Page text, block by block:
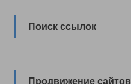
Поиск ссылок
Продвижение сайтов